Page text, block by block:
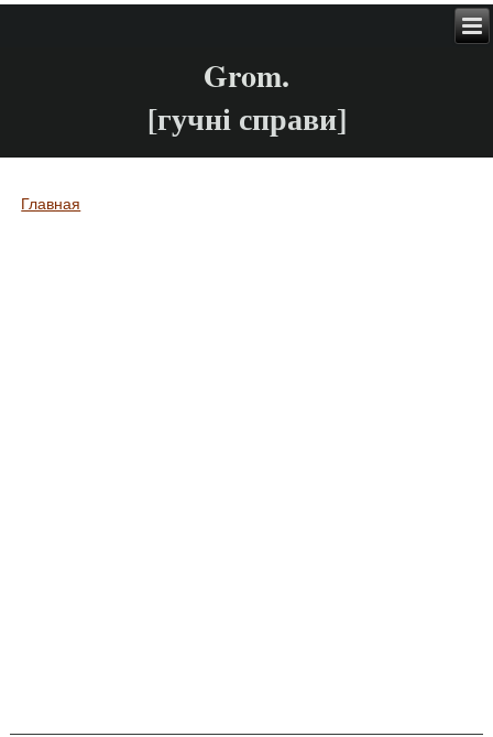
Grom.
[гучні справи]
Вы здесь
Главная